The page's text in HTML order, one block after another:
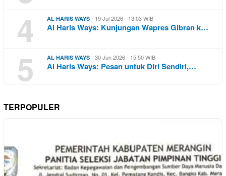
4 AL HARIS WAYS 19 Jul 2026 - 13:03 WIB
Al Haris Ways: Kunjungan Wapres Gibran k…
5 AL HARIS WAYS 30 Jun 2026 - 15:50 WIB
Al Haris Ways: Pesan untuk Diri Sendiri,…
TERPOPULER